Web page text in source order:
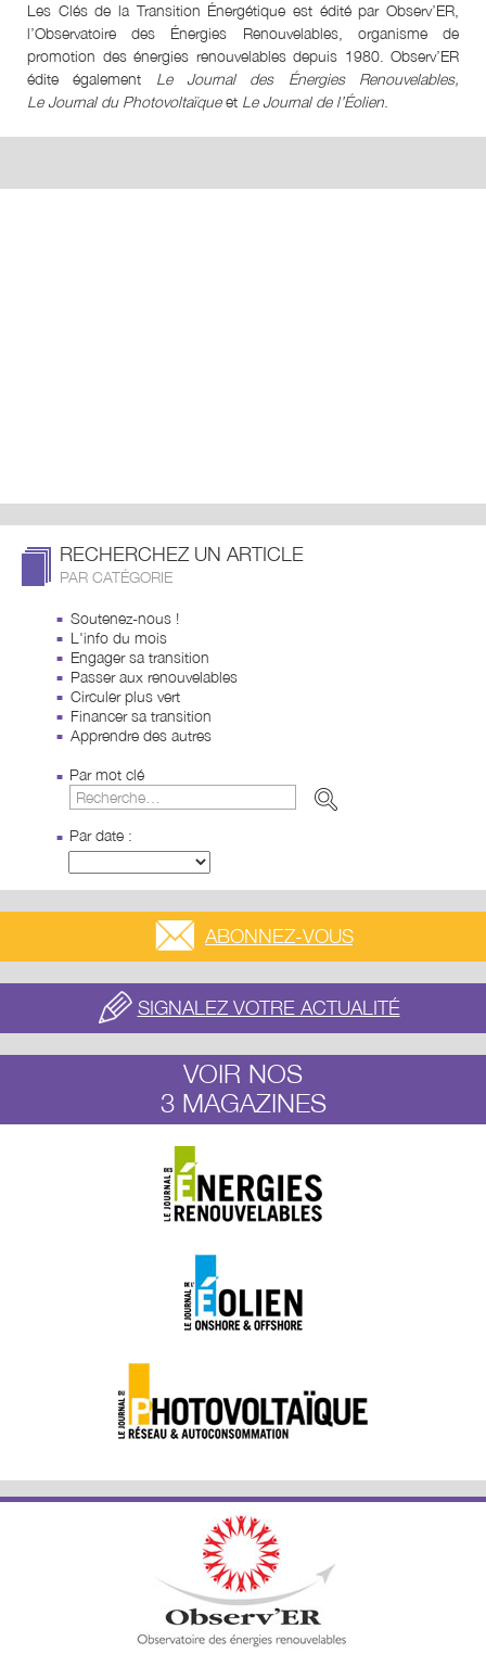
Les Clés de la Transition Énergétique est édité par Observ’ER,
l’Observatoire des Énergies Renouvelables, organisme de
promotion des énergies renouvelables depuis 1980. Observ’ER
édite également Le Journal des Énergies Renouvelables,
Le Journal du Photovoltaïqueet Le Journal de l’Éolien
RECHERCHEZ UN ARTICLE
PAR CATÉGORIE
Soutenez-nous !
L'info du mois
Engager sa transition
Passer aux renouvelables
Circuler plus vert
Financer sa transition
Apprendre des autres
Par mot clé
Par date :
ABONNEZ-VOUS
SIGNALEZ VOTRE ACTUALITÉ
VOIR NOS
3 MAGAZINES